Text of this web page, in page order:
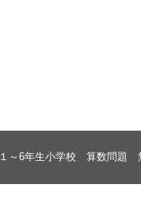
～6年生小学校 算数問題